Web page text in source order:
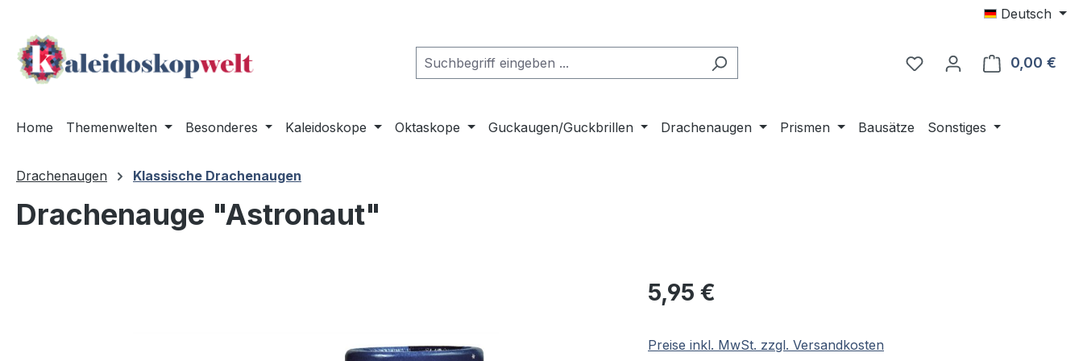
Deutsch
0,00 €
Home Themenwelten Besonderes Kaleidoskope Oktaskope Guckaugen/Guckbrillen Drachenaugen Prismen Bausätze Sonstiges
Drachenaugen Klassische Drachenaugen
Drachenauge "Astronaut"
Regulärer Preis:
5,95 €
Preise inkl. MwSt. zzgl. Versandkosten